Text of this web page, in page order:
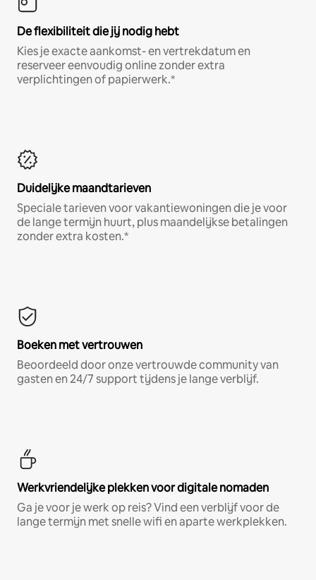
De flexibiliteit die jij nodig hebt
Kies je exacte aankomst- en vertrekdatum en
reserveer eenvoudig online zonder extra
verplichtingen of papierwerk.*
Duidelijke maandtarieven
Speciale tarieven voor vakantiewoningen die je voor
de lange termijn huurt, plus maandelijkse betalingen
zonder extra kosten.*
Boeken met vertrouwen
Beoordeeld door onze vertrouwde community van
gasten en 24/7 support tijdens je lange verblijf.
Werkvriendelijke plekken voor digitale nomaden
Ga je voor je werk op reis? Vind een verblijf voor de
lange termijn met snelle wifi en aparte werkplekken.